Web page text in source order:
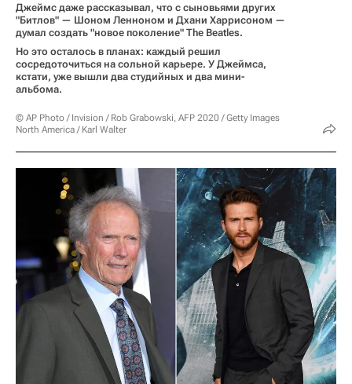
Джеймс даже рассказывал, что с сыновьями других
"Битлов" — Шоном Ленноном и Дхани Харрисоном —
думал создать "новое поколение" The Beatles.
Но это осталось в планах: каждый решил
сосредоточиться на сольной карьере. У Джеймса,
кстати, уже вышли два студийных и два мини-
альбома.
© AP Photo / Invision / Rob Grabowski, AFP 2020 / Getty Images
North America / Karl Walter